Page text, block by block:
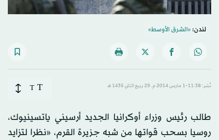
لندن:«الشرق الأوسط»
نُشر: 11:38-1 مارس 2014 م ـ 29 ربيع الثاني 1435 هـ T
T
طالب رئيس وزراء أوكرانيا الجديد أرسيني ياتسينيوك،
روسيا بسحب قواتها من شبه جزيرة القرم، «نظرا لتزايد